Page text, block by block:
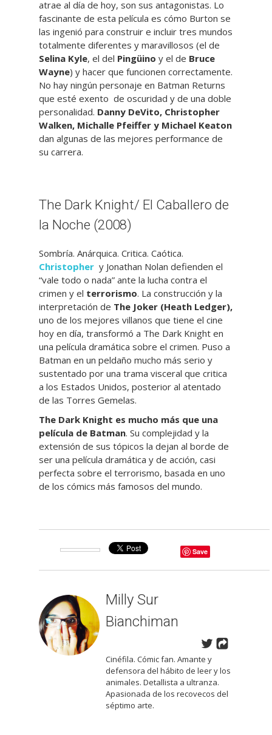
atrae al día de hoy, son sus antagonistas. Lo
fascinante de esta película es cómo Burton se
las ingenió para construir e incluir tres mundos
totalmente diferentes y maravillosos (el de
Selina Kyle, el del Pingüino y el de Bruce
Wayne) y hacer que funcionen correctamente.
No hay ningún personaje en Batman Returns
que esté exento de oscuridad y de una doble
personalidad. Danny DeVito, Christopher
Walken, Michalle Pfeiffer y Michael Keaton
dan algunas de las mejores performance de
su carrera.
The Dark Knight/ El Caballero de
la Noche (2008)
Sombría. Anárquica. Critica. Caótica.
Christopher y Jonathan Nolan defienden el
“vale todo o nada” ante la lucha contra el
crimen y el terrorismo. La construcción y la
interpretación de The Joker (Heath Ledger),
uno de los mejores villanos que tiene el cine
hoy en día, transformó a The Dark Knight en
una película dramática sobre el crimen. Puso a
Batman en un peldaño mucho más serio y
sustentado por una trama visceral que critica
a los Estados Unidos, posterior al atentado
de las Torres Gemelas.
The Dark Knight es mucho más que una
película de Batman. Su complejidad y la
extensión de sus tópicos la dejan al borde de
ser una película dramática y de acción, casi
perfecta sobre el terrorismo, basada en uno
de los cómics más famosos del mundo.
Save
Milly Sur
Bianchiman
Cinéfila. Cómic fan. Amante y
defensora del hábito de leer y los
animales. Detallista a ultranza.
Apasionada de los recovecos del
séptimo arte.